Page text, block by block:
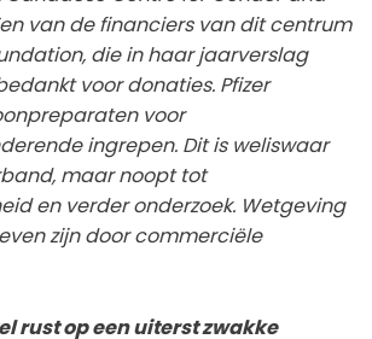
van de financiers van dit centrum
die in haar jaarverslag
voor donaties. Pfizer
voor
ingrepen. Dit is weliswaar
maar noopt tot
en verder onderzoek. Wetgeving
zijn door commerciële
rust op een uiterst zwakke